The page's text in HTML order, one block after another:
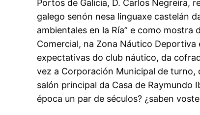
Portos de Galicia, D. Carlos Negreira,
galego senón nesa linguaxe castelán
ambientales en la Ría” e como mostra
Comercial, na Zona Náutico
expectativas do club náutico, da
vez a Corporación Municipal de turno,
salón principal da Casa de Raymundo
época un par de séculos? ¿saben